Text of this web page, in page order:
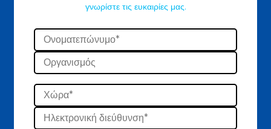
γνωρίστε τις ευκαιρίες μας.